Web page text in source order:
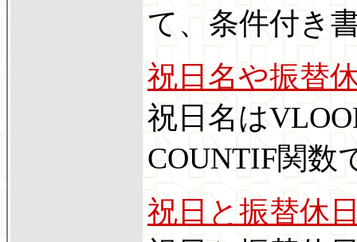
て、条件付き
祝日名や振替
祝日名は
COUNTIF関数
祝日と振替休